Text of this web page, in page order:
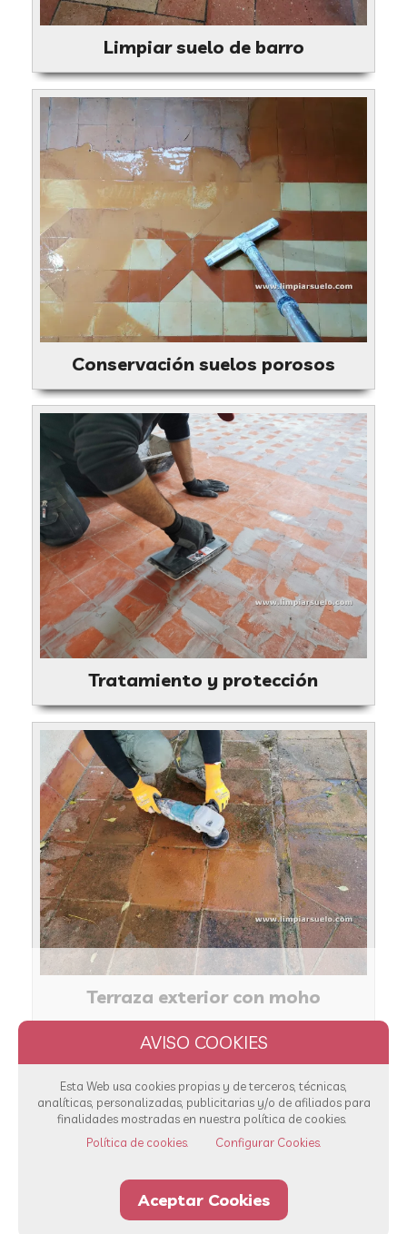
Limpiar suelo de barro
Conservación suelos porosos
Tratamiento y protección
Terraza exterior con moho
Ver todos los servicios
93 232 00 42 Whatsapp
Esta Web usa cookies propias y de terceros, técnicas,
analíticas, personalizadas, publicitarias y/o de afiliados para
finalidades mostradas en nuestra política de cookies.
Política de cookies.
Configurar Cookies.
Aceptar Cookies